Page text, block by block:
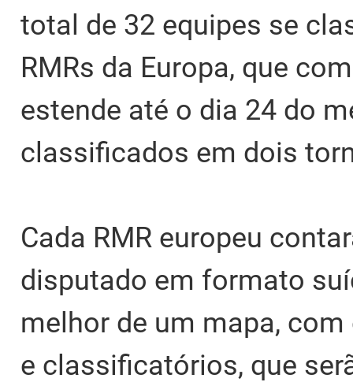
total de 32 equipes se
RMRs da Europa, que
estende até o dia 24 do
classificados em dois
Cada RMR europeu
disputado em formato
melhor de um mapa,
e classificatórios, que